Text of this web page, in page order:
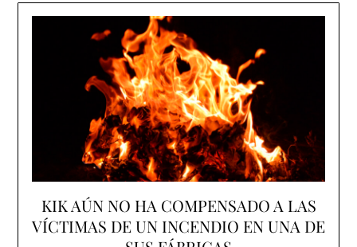
KIK AÚN NO HA COMPENSADO A LAS
VÍCTIMAS DE UN INCENDIO EN UNA DE